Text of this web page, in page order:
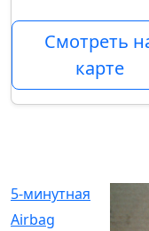
Смотреть
карте
5-минутная
Airbag